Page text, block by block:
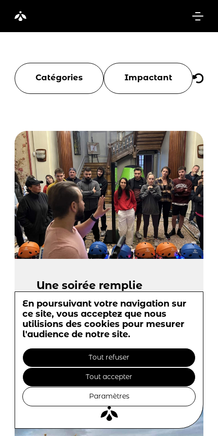
Catégories Impactant
Une soirée remplie
d'adrénaline au Domaine
des Barrots avec Bump
28-09-2023
En poursuivant votre navigation sur
ce site, vous acceptez que nous
utilisions des cookies pour mesurer
l'audience de notre site.
Tout refuser
Tout accepter
Paramètres